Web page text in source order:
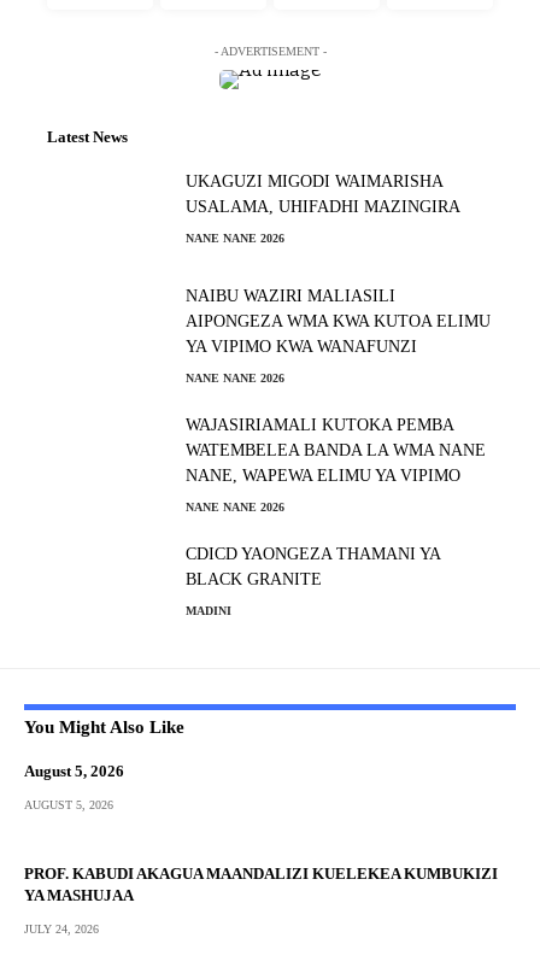
- ADVERTISEMENT -
Latest News
UKAGUZI MIGODI WAIMARISHA
USALAMA, UHIFADHI MAZINGIRA
NANE NANE 2026
NAIBU WAZIRI MALIASILI
AIPONGEZA WMA KWA KUTOA ELIMU
YA VIPIMO KWA WANAFUNZI
NANE NANE 2026
WAJASIRIAMALI KUTOKA PEMBA
WATEMBELEA BANDA LA WMA NANE
NANE, WAPEWA ELIMU YA VIPIMO
NANE NANE 2026
CDICD YAONGEZA THAMANI YA
BLACK GRANITE
MADINI
You Might Also Like
August 5, 2026
AUGUST 5, 2026
PROF. KABUDI AKAGUA MAANDALIZI KUELEKEA KUMBUKIZI
YA MASHUJAA
JULY 24, 2026